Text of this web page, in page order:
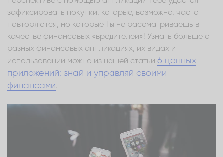
зафиксировать покупки, которые, возможно, часто
повторяются, но которые Ты не рассматриваешь в
качестве финансовых «вредителей»! Узнать больше о
разных финансовых аппликациях, их видах и
использовании можно из нашей статьи 6 ценных
приложений: знай и управляй своими
финансами.